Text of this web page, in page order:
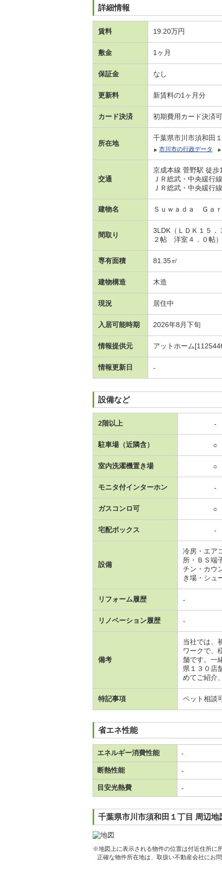
詳細情報
賃料 19.20万円
敷金 1ヶ月
保証金 なし
更新料 新賃料の1ヶ月分
カード決済 初期費用カード決済可
所在地
千葉県市川市須和田
市川市の行政データ
交通
京成本線 菅野駅 徒歩
ＪＲ総武・中央緩行
ＪＲ総武・中央緩行
建物名 Ｓｕｗａｄａ Ｇａ
間取り
3LDK（ＬＤＫ１５
２帖 洋室４．０帖）
専有面積 81.35㎡
建物構造 木造
現況 居住中
入居可能時期 2026年8月下旬
情報提供元 アットホーム
情報更新日 -
設備など
2階以上 -
駐車場（近隣含） ○
室内洗濯機置き場 ○
モニタ付インターホン -
ガスコンロ可 ○
宅配ボックス -
設備
冷房・エア
所・ＢＳ端
チン・カウ
き場・シュ
リフォーム履歴 -
リノベーション履歴 -
備考
当社では、
ワークで、
舗です。一
県１３０店
めてご紹介
特記事項 ペット相談
省エネ性能
エネルギー消費性能 -
断熱性能 -
目安光熱費 -
千葉県市川市須和田１丁目 周辺地
※地図上に表示される物件の位置は付近住所に
正確な物件所在地は、取扱い不動産会社にお